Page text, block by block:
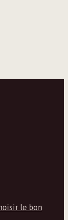
le bon